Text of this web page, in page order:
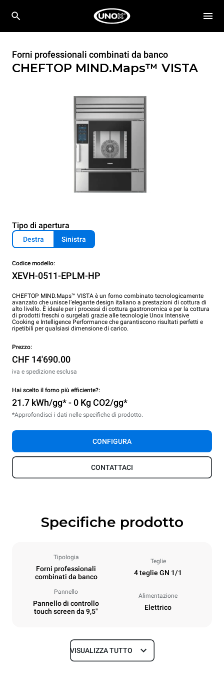
Forni professionali combinati da banco
CHEFTOP MIND.Maps™ VISTA
Tipo di apertura
Destra Sinistra
Codice modello:
XEVH-0511-EPLM-HP
CHEFTOP MIND.Maps™ VISTA è un forno combinato tecnologicamente
avanzato che unisce l’elegante design italiano a prestazioni di cottura di
alto livello. È ideale per i processi di cottura gastronomica e per la cottura
di prodotti freschi o surgelati grazie alle tecnologie Unox Intensive
Cooking e Intelligence Performance che garantiscono risultati perfetti e
ripetibili per qualsiasi dimensione di carico.
Prezzo:
CHF 14'690.00
iva e spedizione esclusa
Hai scelto il forno più efficiente?:
21.7 kWh/gg* - 0 Kg CO2/gg*
*Approfondisci i dati nelle specifiche di prodotto.
CONFIGURA
CONTATTACI
Specifiche prodotto
Tipologia
Forni professionali
combinati da banco
Teglie
4 teglie GN 1/1
Pannello
Pannello di controllo
touch screen da 9,5"
Alimentazione
Elettrico
Dimensioni
VISUALIZZA TUTTO